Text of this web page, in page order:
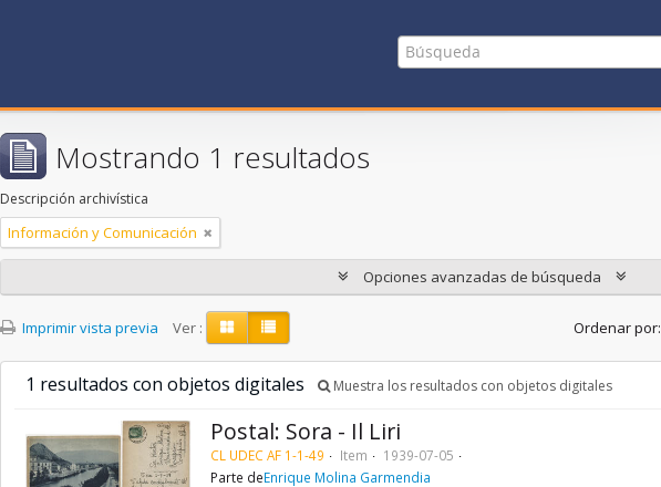
Mostrando 1 resultados
Descripción archivística
Información y Comunicación
Opciones avanzadas de búsqueda
Imprimir vista previa Ver : Ordenar por:
1 resultados con objetos digitales Muestra los resultados con objetos digitales
Postal: Sora - Il Liri
CL UDEC AF 1-1-49 Item
1939-07-05
Parte deEnrique Molina Garmendia